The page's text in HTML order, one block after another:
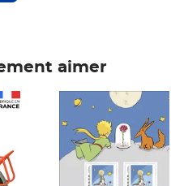
aimer
Prix 6,25€ HT